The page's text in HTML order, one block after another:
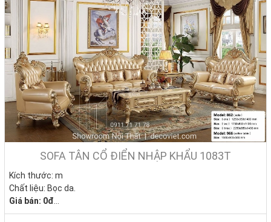
SOFA TÂN CỔ ĐIỂN NHẬP KHẨU 1083T
Kích thước: m
Chất liệu: Bọc da.
Giá bán: 0đ
Tình trạng: Hàng mới - Còn hàng